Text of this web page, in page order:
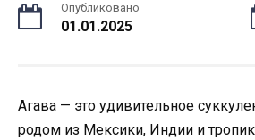
Опубликовано
01.01.2025
Агава — это удивительное
родом из Мексики, Индии и